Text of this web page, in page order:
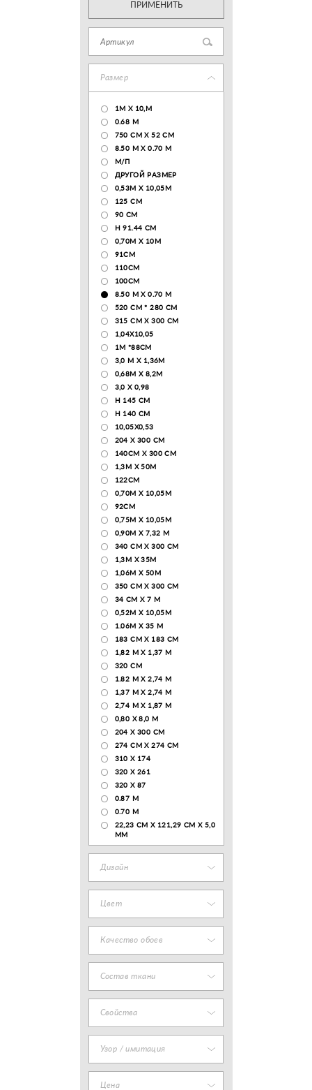
ПРИМЕНИТЬ
Размер
1М Х 10,М
0.68 M
750 CM X 52 CM
8.50 М X 0.70 М
М/П
ДРУГОЙ РАЗМЕР
0,53М Х 10,05М
125 CM
90 СМ
H 91.44 CM
0,70М Х 10М
91СМ
110CM
100CM
8.50 M X 0.70 M
520 СМ * 280 СМ
315 CM X 300 CM
1,04X10,05
1М *88СМ
3,0 М Х 1,36М
0,68М Х 8,2М
3,0 Х 0,98
H 145 CM
H 140 CM
10,05Х0,53
204 Х 300 СМ
140CM X 300 CM
1,3М Х 50М
122СМ
0,70М Х 10,05М
92CM
0,75М Х 10,05М
0,90М Х 7,32 М
340 CM X 300 CM
1,3M X 35M
1,06M X 50M
350 CM X 300 CM
34 CM X 7 M
0,52М Х 10,05М
1.06M X 35 M
183 СМ Х 183 СМ
1,82 М Х 1,37 М
320 CM
1.82 М Х 2,74 М
1,37 М Х 2,74 М
2,74 М Х 1,87 М
0,80 Х 8,0 М
204 Х 300 СМ
274 СМ Х 274 СМ
310 X 174
320 X 261
320 X 87
0.87 M
0.70 M
22,23 CM X 121,29 CM X 5,0
MM
Дизайн
Цвет
Качество обоев
Состав ткани
Свойства
Узор / имитация
Цена